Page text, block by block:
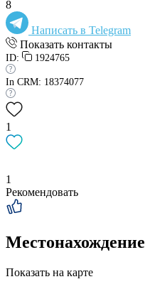
8
Написать в Telegram
Показать контакты
ID: 1924765
In CRM: 18374077
1
1
Рекомендовать
Местонахождение
Показать на карте